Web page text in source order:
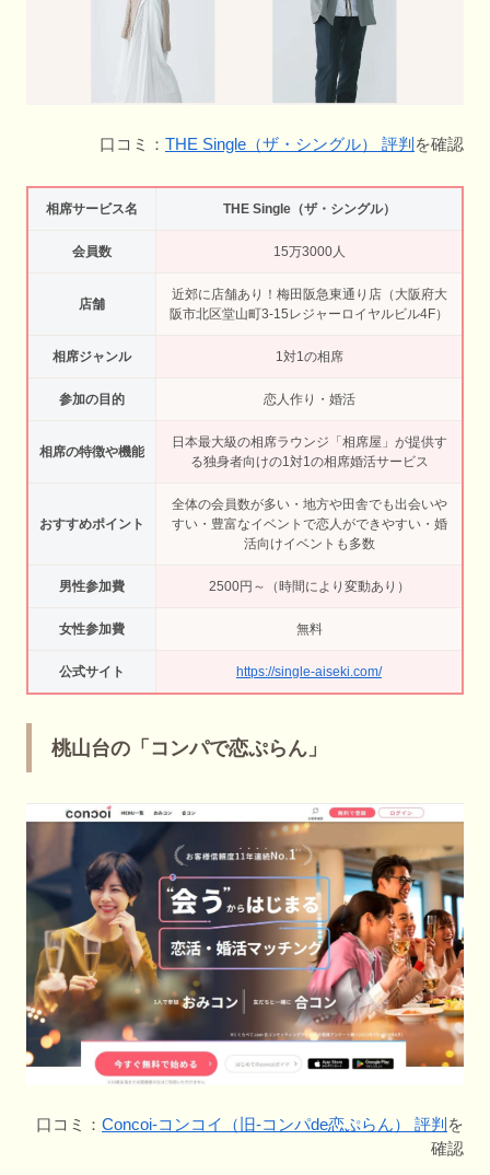
口コミ： THE Single（ザ・シングル） 評判 を確認
相席サービス名 THE Single（ザ・シングル）
会員数 15万3000人
店舗
近郊に店舗あり！梅田阪急東通り店（大阪府大
阪市北区堂山町3-15レジャーロイヤルビル4F）
相席ジャンル 1対1の相席
参加の目的 恋人作り・婚活
相席の特徴や機能
日本最大級の相席ラウンジ「相席屋」が提供す
る独身者向けの1対1の相席婚活サービス
おすすめポイント
全体の会員数が多い・地方や田舎でも出会いや
すい・豊富なイベントで恋人ができやすい・婚
活向けイベントも多数
男性参加費 2500円～（時間により変動あり）
女性参加費 無料
公式サイト https://single-aiseki.com/
桃山台の「コンパで恋ぷらん」
口コミ： Concoi-コンコイ（旧-コンパde恋ぷらん） 評判 を
確認